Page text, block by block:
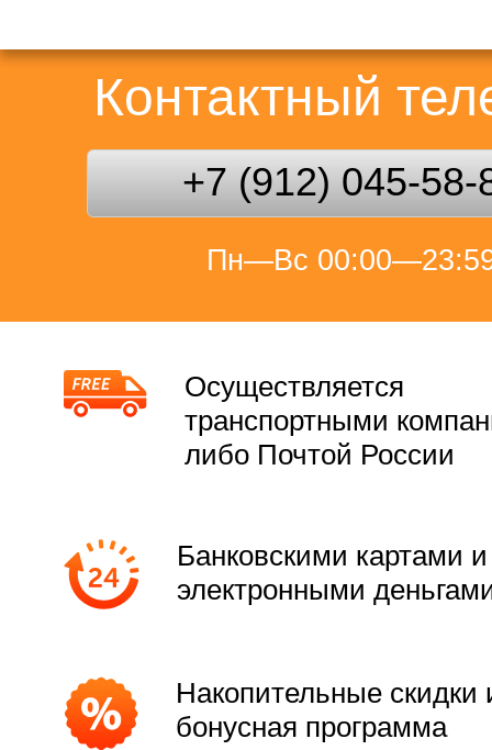
Контактный
+7 (912) 045-58-
Пн—Вс
Осуществляется
транспортными
либо Почтой России
Банковскими картами и
электронными
Накопительные скидки
бонусная программа